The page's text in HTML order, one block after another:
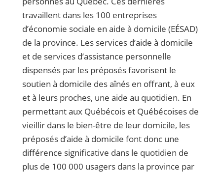
travaillent dans les 100 entreprises
d’économie sociale en aide à domicile (EÉSAD)
de la province. Les services d’aide à domicile
et de services d’assistance personnelle
dispensés par les préposés favorisent le
soutien à domicile des aînés en offrant, à eux
et à leurs proches, une aide au quotidien. En
permettant aux Québécois et Québécoises de
vieillir dans le bien-être de leur domicile, les
préposés d’aide à domicile font donc une
différence significative dans le quotidien de
plus de 100 000 usagers dans la province par